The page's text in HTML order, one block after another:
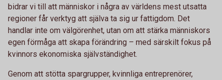
bidrar vi till att människor i några av världens mest utsatta
regioner får verktyg att själva ta sig ur fattigdom. Det
handlar inte om välgörenhet, utan om att stärka människors
egen förmåga att skapa förändring – med särskilt fokus på
kvinnors ekonomiska självständighet.
Genom att stötta spargrupper, kvinnliga entreprenörer,